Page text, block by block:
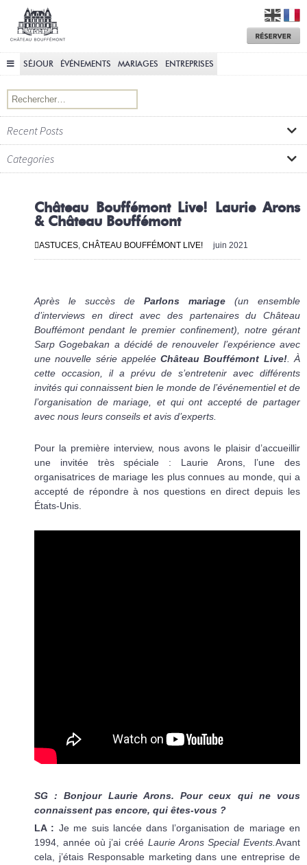
SÉJOUR ÉVÉNEMENTS MARIAGES ENTREPRISES
Rechercher :
Recent Posts
Categories
Château Bouffémont Live! Laurie Arons
& Château Bouffémont
ASTUCES, CHÂTEAU BOUFFÉMONT LIVE! juin 2021
Après le succès de Parlons mariage (un ensemble
d’interviews en direct avec des partenaires du Château
Bouffémont pendant le premier confinement), notre gérant
Sarp Gogebakan a décidé de renouveler l’expérience avec
une nouvelle série appeléeChâteau Bouffémont Live!. À
cette occasion, il a prévu de s’entretenir avec différents
invités qui connaissent bien le monde de l’événementiel et de
l’organisation de mariage, et qui ont accepté de partager
avec nous leurs conseils et avis d’experts.
Pour la première interview, nous avons le plaisir d’accueillir
une invitée très spéciale : Laurie Arons, l’une des
organisatrices de mariage les plus connues au monde, qui a
accepté de répondre à nos questions en direct depuis les
États-Unis.
SG : Bonjour Laurie Arons. Pour ceux qui ne vous
connaissent pas encore, qui êtes-vous ?
LA : Je me suis lancée dans l’organisation de mariage en
1994, année où j’ai créé Laurie Arons Special Events. Avant
cela, j’étais Responsable marketing dans une entreprise de